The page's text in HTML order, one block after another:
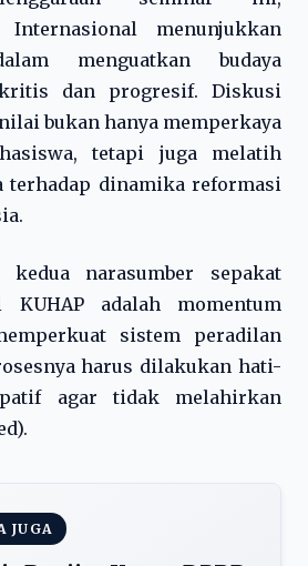
menunjukkan
menguatkan budaya
dan progresif. Diskusi
bukan hanya memperkaya
tetapi juga melatih
terhadap dinamika reformasi
kedua narasumber sepakat
KUHAP adalah momentum
sistem peradilan
harus dilakukan hati-
agar tidak melahirkan
JUGA